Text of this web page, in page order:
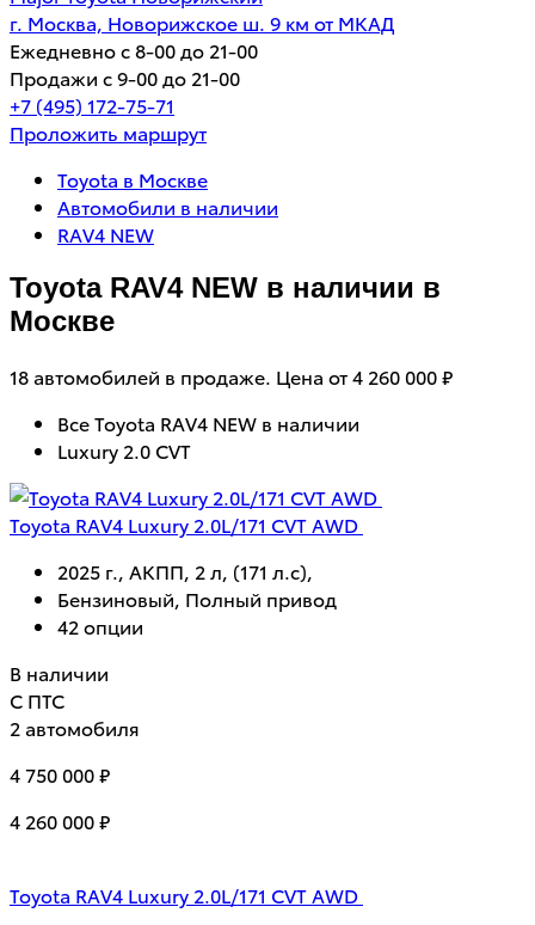
г. Москва, Новорижское ш. 9 км от МКАД
Ежедневно с 8-00 до 21-00
Продажи с 9-00 до 21-00
+7 (495) 172-75-71
Проложить маршрут
Toyota в Москве
Автомобили в наличии
RAV4 NEW
Toyota RAV4 NEW в наличии в
Москве
18 автомобилей в продаже. Цена от 4 260 000 ₽
Все Toyota RAV4 NEW в наличии
Luxury 2.0 CVT
Toyota RAV4 Luxury 2.0L/171 CVT AWD
2025 г., АКПП, 2 л, (171 л.с),
Бензиновый, Полный привод
42 опции
В наличии
С ПТС
2 автомобиля
4 750 000 ₽
4 260 000 ₽
Toyota RAV4 Luxury 2.0L/171 CVT AWD